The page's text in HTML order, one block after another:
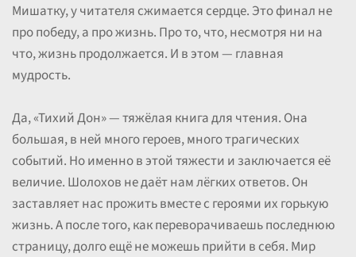
Мишатку, у читателя сжимается сердце. Это финал не
про победу, а про жизнь. Про то, что, несмотря ни на
что, жизнь продолжается. И в этом — главная
мудрость.
Да, «Тихий Дон» — тяжёлая книга для чтения. Она
большая, в ней много героев, много трагических
событий. Но именно в этой тяжести и заключается её
величие. Шолохов не даёт нам лёгких ответов. Он
заставляет нас прожить вместе с героями их горькую
жизнь. А после того, как переворачиваешь последнюю
страницу, долго ещё не можешь прийти в себя. Мир